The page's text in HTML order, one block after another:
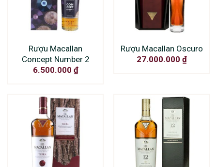
Rượu Macallan
Concept Number 2
6.500.000 ₫
Rượu Macallan Oscuro
27.000.000 ₫